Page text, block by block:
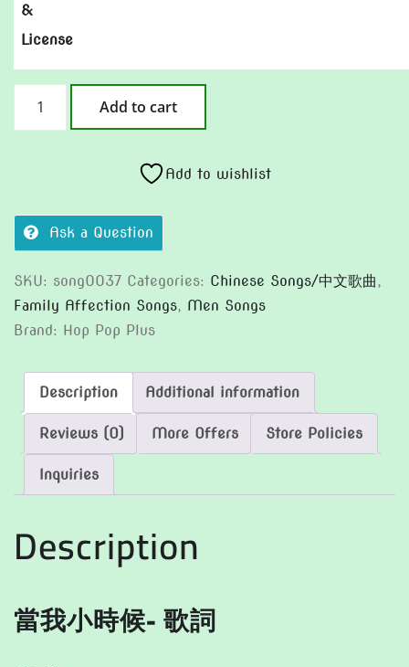
&
License
quantity
Add to cart
Add to wishlist
Ask a Question
SKU: song0037 Categories: Chinese Songs/中文歌曲,
Family Affection Songs, Men Songs
Brand: Hop Pop Plus
Description Additional information
Reviews (0) More Offers Store Policies
Inquiries
Description
當我小時候- 歌詞